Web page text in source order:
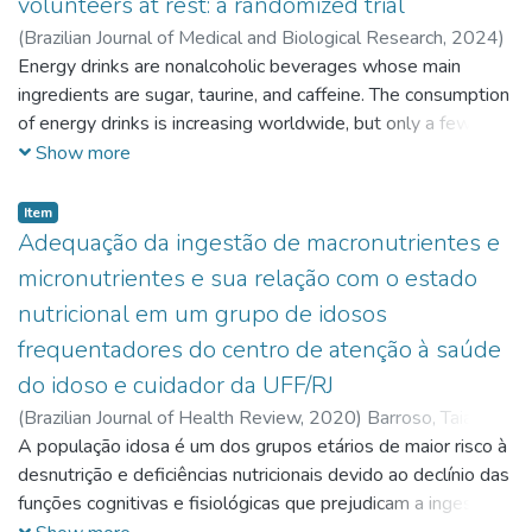
these two protocols of inspiratory muscle training (30% and
60% of maximal inspiratory pressure) seems to be safe in
subjects with Chagas cardiomyopathy.
caused by acute myocardial infarction, who had an
obstructive lesion to the marginal branch of the circumflex
artery in the angiography, and was later diagnosed with
aortic valve endocarditis.
(Brazilian Journal of Medical and Biological Research, 2024)
Skaf-Gonçalves, L.;Peçanha, D.;Kasal, D.; Tibiriçá, E.
Energy drinks are nonalcoholic beverages whose main
ingredients are sugar, taurine, and caffeine. The consumption
of energy drinks is increasing worldwide, but only a few
conflicting studies have investigated the vascular effects of
evaluate microvascular reactivity before and after energy
drinks consumption in young healthy male volunteers. This
was a cross-sectional prospective study. Microvascular
reactivity signals were evaluated in the skin of the forearm
using laser speckle contrast imaging with acetylcholine
(ACh) iontophoresis before and 90 and 180 min after the
randomized consumption of one ED or the same volume of
water (control), followed by a postocclusive reactive
hyperemia (PORH) test. Thirty-two volunteers were
evaluated (age: 25.4±4.3 years). Energy drink consumption
prevented the rest- induced reduction in cutaneous vascular
conductance over time that was observed in the control
Show more
Item
Adequação da ingestão de macronutrientes e
micronutrientes e sua relação com o estado
nutricional em um grupo de idosos
frequentadores do centro de atenção à saúde
do idoso e cuidador da UFF/RJ
(Brazilian Journal of Health Review, 2020) Barroso, Taianah
Almeida;Huguenin, Grazielle Vilas Boas;Lopes, Maylin da
Silva;Amaral, Ludmila Ferreira Vieira do;Sá, Selma Chaves
Petra;Barroso, Sérgio Girão;Rocha, Gabrielle de Souza
A população idosa é um dos grupos etários de maior risco à
desnutrição e deficiências nutricionais devido ao declínio das
funções cognitivas e fisiológicas que prejudicam a ingestão